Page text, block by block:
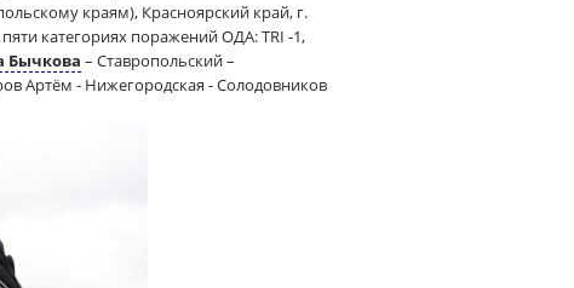
краям), Красноярский край, г.
категориях поражений ОДА: TRI -1,
Бычкова – Ставропольский –
Артём - Нижегородская - Солодовников